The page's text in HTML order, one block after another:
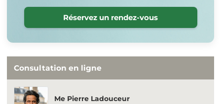
Réservez un rendez-vous
Consultation en ligne
Me Pierre Ladouceur